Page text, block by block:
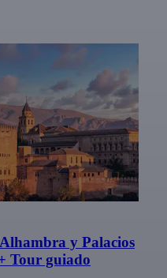
y Palacios
Tour guiado